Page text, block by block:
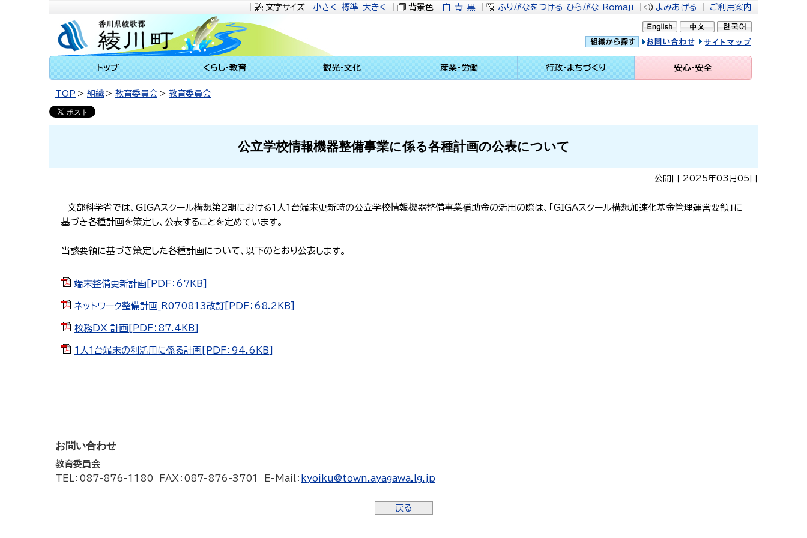
文字サイズ 小さく 標準 大きく 背景色 白 青 黒 ふりがなをつける ひらがな Romaji よみあげる ご利用案内
川町
問い合せ イトマップ
トップ くらし・教育 観光・文化 産業・労働 行政・まちづくり 安心・安全
TOP 組織 教育委員会 教育委員会
公立学校情報機器整備事業に係る各種計画の公表について
公開日 2025年03月05日
文部科学省では、GIGAスクール構想第２期における１人１台端末更新時の公立学校情報機器整備事業補助金の活用の際は、「GIGAスクール構想加速化基金管理運営要領」に
基づき各種計画を策定し、公表することを定めています。
当該要領に基づき策定した各種計画について、以下のとおり公表します。
端末整備更新計画[PDF：67KB]
ネットワーク整備計画_R070813改訂[PDF：68.2KB]
校務DX 計画[PDF：87.4KB]
１人１台端末の利活用に係る計画[PDF：94.6KB]
お問い合わせ
教育委員会
TEL ：087-876-1180 FAX ：087-876-3701 E-Mail ： kyoiku@town.ayagawa.lg.jp
戻る